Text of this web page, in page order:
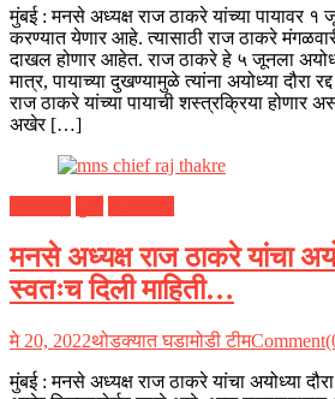
मुंबई : मनसे अध्यक्ष राज ठाकरे यांच्या पायावर १
करण्यात येणार आहे. त्यासाठी राज ठाकरे
दाखल होणार आहेत. राज ठाकरे हे ५ जूनला
मात्र, पायाच्या दुखण्यामुळे त्यांना अयोध्या दौरा
राज ठाकरे यांच्या पायाची शस्त्रक्रिया होणार
अखेर […]
मनसे अध्यक्ष राज ठाकरे यांचा
स्वतःच दिली माहिती…
मे 20, 2022थोडक्यात घडामोडी टीम
मुंबई : मनसे अध्यक्ष राज ठाकरे यांचा अयोध्या